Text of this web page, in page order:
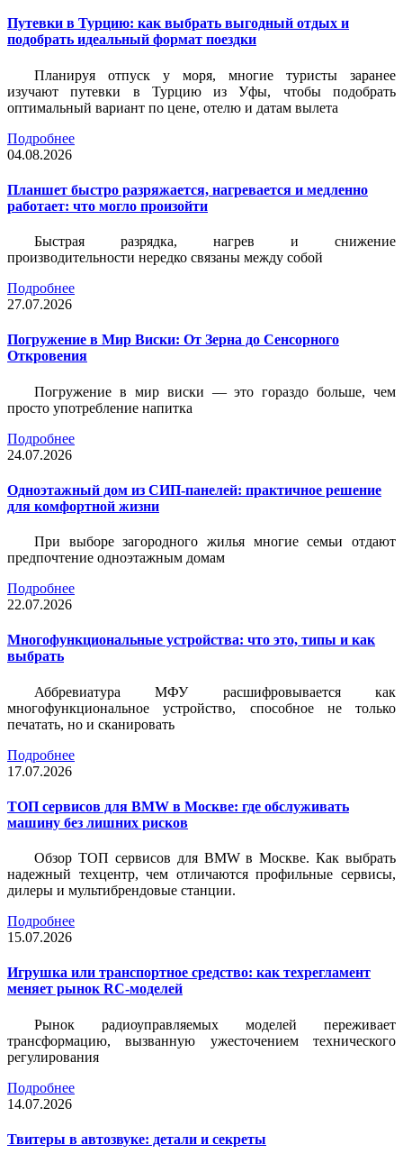
Путевки в Турцию: как выбрать выгодный отдых и
подобрать идеальный формат поездки
Планируя отпуск у моря, многие туристы заранее
изучают путевки в Турцию из Уфы, чтобы подобрать
оптимальный вариант по цене, отелю и датам вылета
Подробнее
04.08.2026
Планшет быстро разряжается, нагревается и медленно
работает: что могло произойти
Быстрая разрядка, нагрев и снижение
производительности нередко связаны между собой
Подробнее
27.07.2026
Погружение в Мир Виски: От Зерна до Сенсорного
Откровения
Погружение в мир виски — это гораздо больше, чем
просто употребление напитка
Подробнее
24.07.2026
Одноэтажный дом из СИП-панелей: практичное решение
для комфортной жизни
При выборе загородного жилья многие семьи отдают
предпочтение одноэтажным домам
Подробнее
22.07.2026
Многофункциональные устройства: что это, типы и как
выбрать
Аббревиатура МФУ расшифровывается как
многофункциональное устройство, способное не только
печатать, но и сканировать
Подробнее
17.07.2026
ТОП сервисов для BMW в Москве: где обслуживать
машину без лишних рисков
Обзор ТОП сервисов для BMW в Москве. Как выбрать
надежный техцентр, чем отличаются профильные сервисы,
дилеры и мультибрендовые станции.
Подробнее
15.07.2026
Игрушка или транспортное средство: как техрегламент
меняет рынок RC-моделей
Рынок радиоуправляемых моделей переживает
трансформацию, вызванную ужесточением технического
регулирования
Подробнее
14.07.2026
Твитеры в автозвуке: детали и секреты